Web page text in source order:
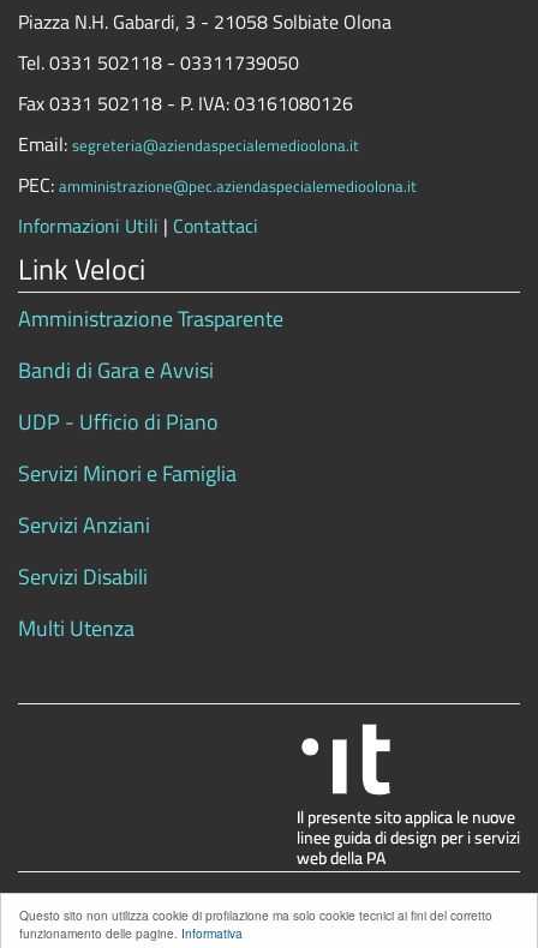
Questo sito non utilizza cookie di profilazione ma solo cookie tecnici ai fini del corretto
funzionamento delle pagine. Informativa
Piazza N.H. Gabardi, 3 - 21058 Solbiate Olona
Tel. 0331 502118 - 03311739050
Fax 0331 502118 - P. IVA: 03161080126
Email: segreteria@aziendaspecialemedioolona.it
PEC: amministrazione@pec.aziendaspecialemedioolona.it
Informazioni Utili | Contattaci
Link Veloci
Amministrazione Trasparente
Bandi di Gara e Avvisi
UDP - Ufficio di Piano
Servizi Minori e Famiglia
Servizi Anziani
Servizi Disabili
Multi Utenza
Privacy| Powered byNEMO